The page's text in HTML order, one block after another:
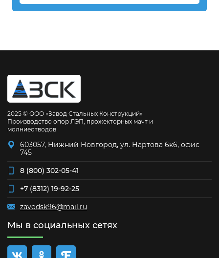
2025 © ООО «Завод Стальных Конструкций»
Производство опор ЛЭП, прожекторных мачт и
молниеотводов
603057, Нижний Новгород, ул. Нартова 6к6, офис
745
8 (800) 302-05-41
+7 (8312) 19-92-25
zavodsk96@mail.ru
Мы в социальных сетях